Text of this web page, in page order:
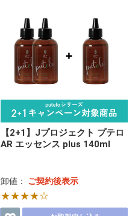
【2+1】Jプロジェクト プテロ
AR エッセンス plus 140ml
卸値： ご契約後表示
★★★★☆